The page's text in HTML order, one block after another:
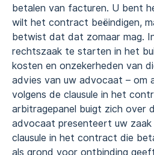
betalen van facturen. U bent
wilt het contract beëindigen,
betwist dat dat zomaar mag.
rechtszaak te starten in het
kosten en onzekerheden van
advies van uw advocaat – om
volgens de clausule in het
arbitragepanel buigt zich over
advocaat presenteert uw zaak
clausule in het contract die
als grond voor ontbinding